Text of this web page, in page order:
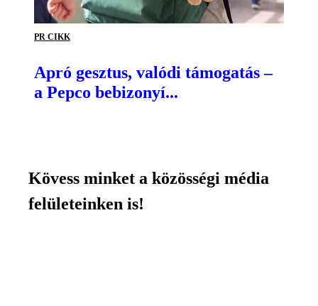
PR CIKK
Apró gesztus, valódi támogatás –
a Pepco bebizonyí...
Kövess minket a közösségi média
felületeinken is!